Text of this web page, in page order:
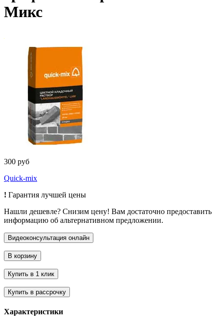
Микс
300 руб
Quick-mix
! Гарантия лучшей цены
Нашли дешевле? Снизим цену! Вам достаточно предоставить
информацию об альтернативном предложении.
Характеристики